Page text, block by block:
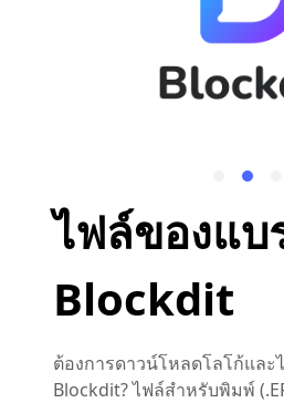
ไฟล์ของแบ
Blockdit
ต้องการดาวน์โหลดโลโก้และ
Blockdit? ไฟล์สำหรับพิมพ์